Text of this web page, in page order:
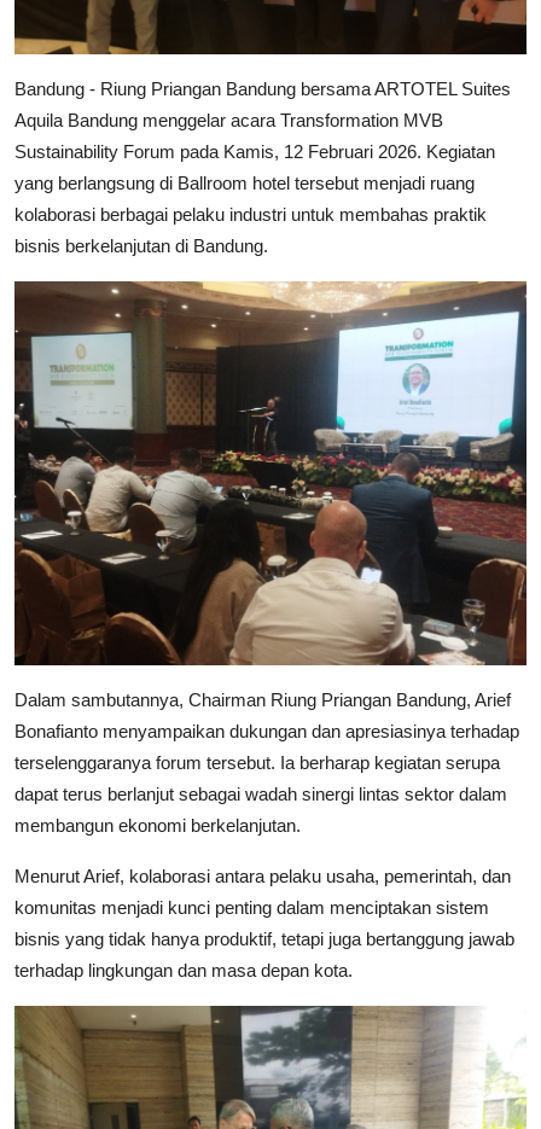
Bandung - Riung Priangan Bandung bersama ARTOTEL Suites
Aquila Bandung menggelar acara Transformation MVB
Sustainability Forum pada Kamis, 12 Februari 2026. Kegiatan
yang berlangsung di Ballroom hotel tersebut menjadi ruang
kolaborasi berbagai pelaku industri untuk membahas praktik
bisnis berkelanjutan di Bandung.
Dalam sambutannya, Chairman Riung Priangan Bandung, Arief
Bonafianto menyampaikan dukungan dan apresiasinya terhadap
terselenggaranya forum tersebut. Ia berharap kegiatan serupa
dapat terus berlanjut sebagai wadah sinergi lintas sektor dalam
membangun ekonomi berkelanjutan.
Menurut Arief, kolaborasi antara pelaku usaha, pemerintah, dan
komunitas menjadi kunci penting dalam menciptakan sistem
bisnis yang tidak hanya produktif, tetapi juga bertanggung jawab
terhadap lingkungan dan masa depan kota.